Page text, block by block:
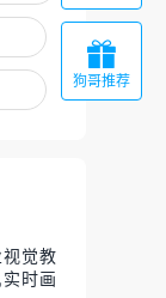
觉教
时画

狗哥推荐